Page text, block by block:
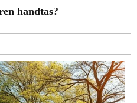
handtas?